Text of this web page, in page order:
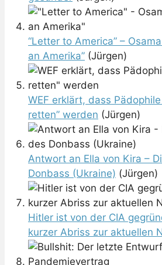
“Letter to America” –
an Amerika” (Jürgen)
WEF erklärt, dass
retten” werden (Jürgen)
Antwort an Ella von Kira –
Donbass (Ukraine) (Jürgen)
Hitler ist von der CIA
kurzer Abriss zur aktuellen